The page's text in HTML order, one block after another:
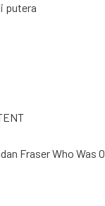
putera
Fraser Who Was